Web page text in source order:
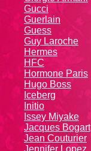
Gucci
Guerlain
Guess
Guy Laroche
Hermes
HFC
Hormone Paris
Hugo Boss
Iceberg
Initio
Issey Miyake
Jacques Bogart
Jean Couturier